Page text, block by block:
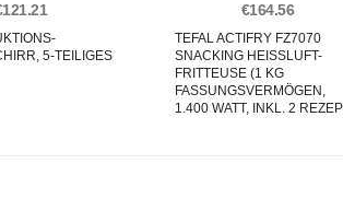
5-TEILIGES
€164.56
TEFAL ACTIFRY FZ7070
SNACKING HEISSLUFT-F
RITTEUSE (1 KG F
ASSUNGSVERMÖGEN, 1
.400 WATT, INKL. 2